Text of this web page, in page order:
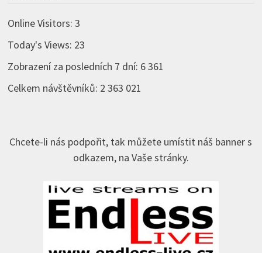
Online Visitors: 3
Today's Views: 23
Zobrazení za posledních 7 dní: 6 361
Celkem návštěvníků: 2 363 021
Chcete-li nás podpořit, tak můžete umístit náš banner s
odkazem, na Vaše stránky.